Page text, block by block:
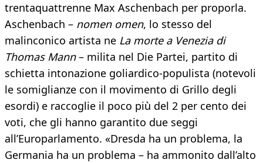
trentaquattrenne Max Aschenbach per proporla.
Aschenbach – nomen omen, lo stesso del
malinconico artista ne La morte a Venezia di
Thomas Mann– milita nel Die Partei, partito di
schietta intonazione goliardico-populista (notevoli
le somiglianze con il movimento di Grillo degli
esordi) e raccoglie il poco più del 2 per cento dei
voti, che gli hanno garantito due seggi
all’Europarlamento. «Dresda ha un problema, la
Germania ha un problema – ha ammonito dall’alto